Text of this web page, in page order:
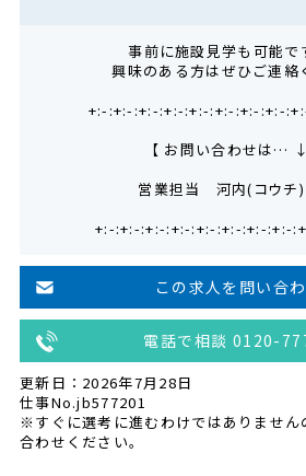
事前に施設見学も可能で
興味のある方はぜひご連絡
+:-:+:-:+:-:+:-:+:-:+:-:+:-:+:-
【 お問い合わせは…
営業担当 河内(コウチ)
+:-:+:-:+:-:+:-:+:-:+:-:+:-:+:-
この求人を問い合
電話で相談 0120-
更新日：2026年7月28日
仕事No.jb577201
※すぐに選考に進むわけではありません
合わせください。